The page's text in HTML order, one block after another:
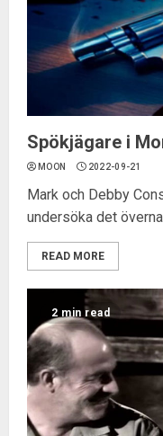
Spökjägare i
MOON 2022-09-21
Mark och Debby
undersöka det
READ MORE
2 min read